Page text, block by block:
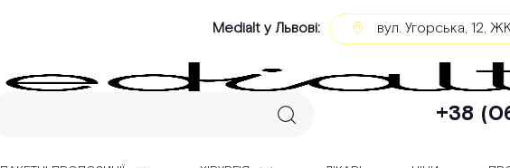
Medialt у Львові: вул. Угорська, 12,
+38